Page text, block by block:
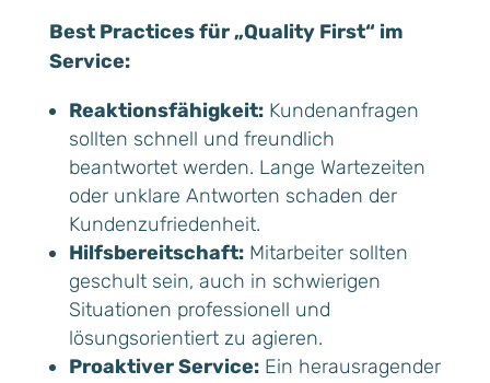
Best Practices für „Quality First“ im
Service:
Reaktionsfähigkeit:Kundenanfragen
sollten schnell und freundlich
beantwortet werden. Lange Wartezeiten
oder unklare Antworten schaden der
Kundenzufriedenheit.
Hilfsbereitschaft:Mitarbeiter sollten
geschult sein, auch in schwierigen
Situationen professionell und
lösungsorientiert zu agieren.
Proaktiver Service:Ein herausragender